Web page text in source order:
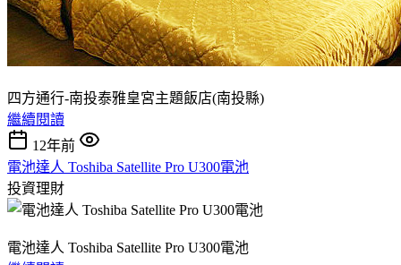
四方通行-南投泰雅皇宮主題飯店(南投縣)
繼續閱讀
12年前
電池達人 Toshiba Satellite Pro U300電池
投資理財
電池達人 Toshiba Satellite Pro U300電池